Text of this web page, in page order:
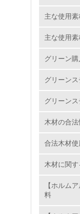
5.
6.
7.
8.
トルエ
主な使用素
主な使用
グリーン
グリーン
グリーンス
木材の合
合法木材使
木材に関
【ホルム
料